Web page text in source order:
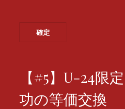
【#5】U-24
功の等価交換